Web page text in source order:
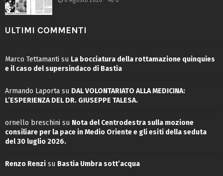
ULTIMI COMMENTI
Marco Tettamanti su La bocciatura della rottamazione quinquies
e il caso del supersindaco di Bastia
Armando Laporta su DAL VOLONTARIATO ALLA MEDICINA:
L’ESPERIENZA DEL DR. GIUSEPPE TALESA.
ornello breschini su Nota del Centrodestra sulla mozione
consiliare per la pace in Medio Oriente e gli esiti della seduta
del 30 luglio 2026.
Renzo Renzi su Bastia Umbra sott’acqua